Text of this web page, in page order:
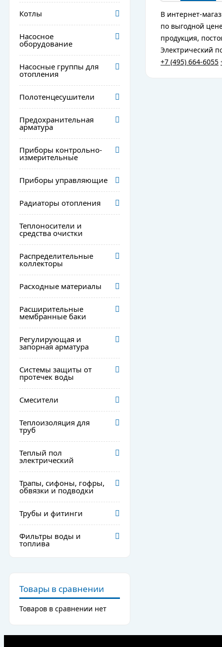
Котлы
Насосное
оборудование
Насосные группы для
отопления
Полотенцесушители
Предохранительная
арматура
Приборы контрольно-
измерительные
Приборы управляющие
Радиаторы отопления
Теплоносители и
средства очистки
Распределительные
коллекторы
Расходные материалы
Расширительные
мембранные баки
Регулирующая и
запорная арматура
Системы защиты от
протечек воды
Смесители
Теплоизоляция для
труб
Теплый пол
электрический
Трапы, сифоны, гофры,
обвязки и подводки
Трубы и фитинги
Фильтры воды и
топлива
Товары в сравнении
Товаров в сравнении нет
В интернет-
по выгодной
продукция,
Электрический
+7 (495) 664-6055